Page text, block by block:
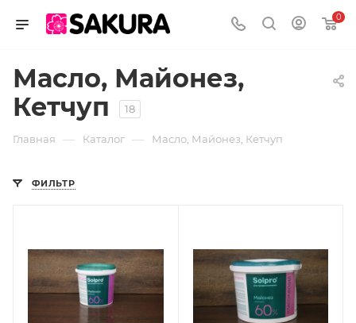
0
Масло, Майонез,
Кетчуп
18
Главная — Каталог — Масло, Майонез, Кетчуп
ФИЛЬТР